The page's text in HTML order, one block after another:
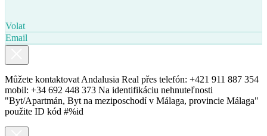
Volat
Email
Můžete kontaktovat Andalusia Real přes telefón: +421 911 887 354
mobil: +34 692 448 373 Na identifikáciu nehnuteľnosti
"Byt/Apartmán, Byt na meziposchodí v Málaga, provincie Málaga"
použite ID kód #%id